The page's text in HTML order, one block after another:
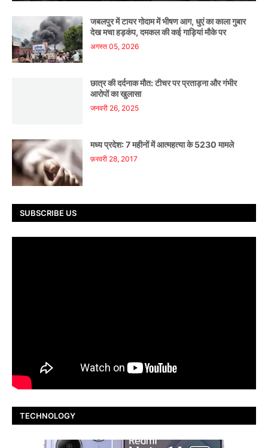
जबलपुर में टायर गोदाम में भीषण आग, धुएं का काला गुबार
देख मचा हड़कंप, दमकल की कई गाड़ियां मौके पर
अगस्त 05, 2026
छात्र की दर्दनाक मौत: टीचर पर प्रताड़ना और गंभीर
आरोपों का खुलासा
जनवरी 26, 2025
मध्य प्रदेश: 7 महीनों में आत्महत्या के 5230 मामले
फ़रवरी 28, 2017
SUBSCRIBE US
TECHNOLOGY